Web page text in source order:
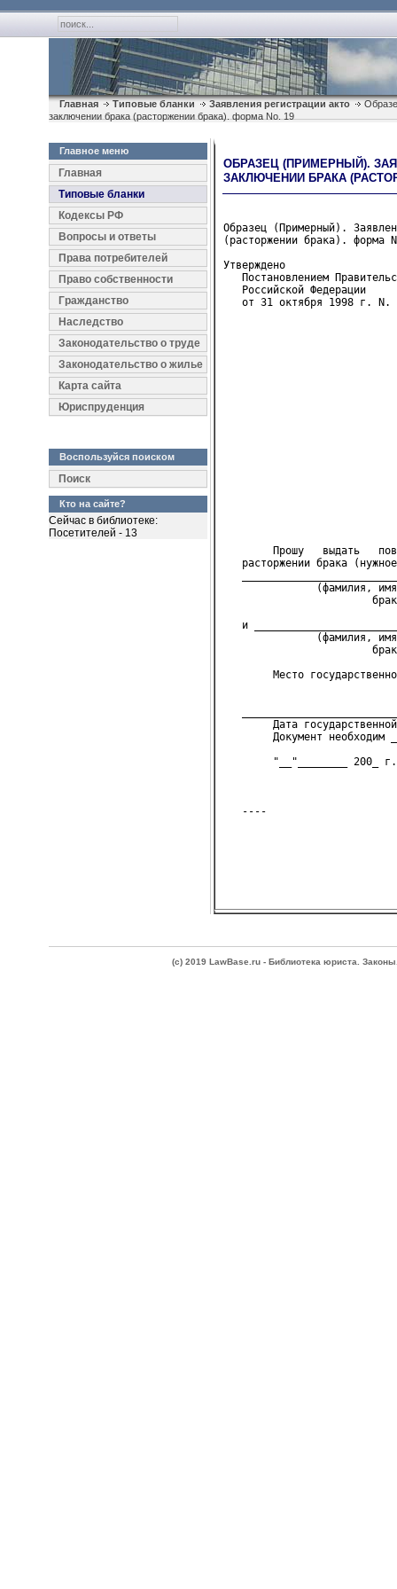
Главная Типовые бланки Заявления регистрации акто
заключении брака (расторжении брака). форма No. 19
Главное меню
Главная
Типовые бланки
Кодексы РФ
Вопросы и ответы
Права потребителей
Право собственности
Гражданство
Наследство
Законодательство о труде
Законодательство о жилье
Карта сайта
Юриспруденция
Воспользуйся поиском
Поиск
Кто на сайте?
Сейчас в библиотеке:
Посетителей - 13
ОБРАЗЕЦ (ПРИМЕРНЫЙ).
ЗАКЛЮЧЕНИИ БРАКА
Образец (Примерный).
(расторжении брака). форма
Утверждено
Постановлением
Российской Федерации
от 31 октября 1998 г. N.
Прошу   выдать
расторжении брака
(фамилия, имя,
брака /
и
(фамилия, имя,
брака /
Место государственной
Дата государственной
Документ необходим
"__"________ 200_ г.
(c) 2019 LawBase.ru - Библиотека юриста.